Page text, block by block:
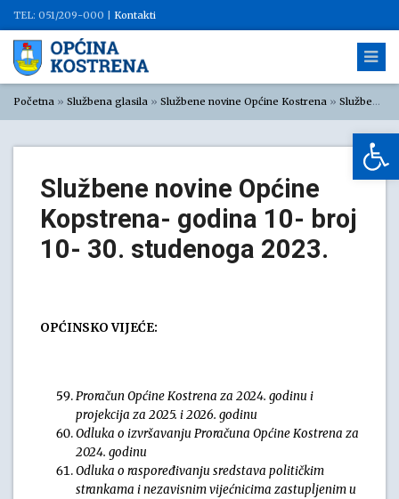
TEL: 051/209-000 | Kontakti
Početna » Službena glasila » Službene novine Općine Kostrena » Službene novine Općine Kostrena 2023.
Službene novine Općine
Kopstrena- godina 10- broj
10- 30. studenoga 2023.
OPĆINSKO VIJEĆE:
Proračun Općine Kostrena za 2024. godinu i
projekcija za 2025. i 2026. godinu
Odluka o izvršavanju Proračuna Općine Kostrena za
2024. godinu
Odluka o raspoređivanju sredstava političkim
strankama i nezavisnim vijećnicima zastupljenim u